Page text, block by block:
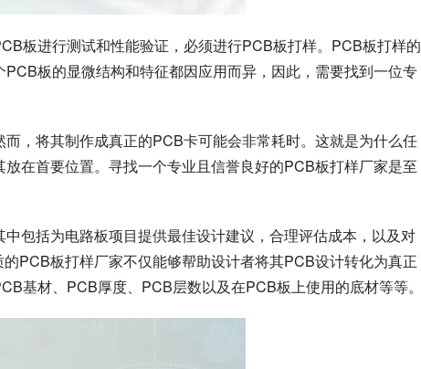
板进行测试和性能验证，必须进行PCB板打样。PCB板打样的
板的显微结构和特征都因应用而异，因此，需要找到一位专
，将其制作成真正的PCB卡可能会非常耗时。这就是为什么任
在首要位置。寻找一个专业且信誉良好的PCB板打样厂家是至
包括为电路板项目提供最佳设计建议，合理评估成本，以及对
PCB板打样厂家不仅能够帮助设计者将其PCB设计转化为真正
基材、PCB厚度、PCB层数以及在PCB板上使用的底材等等。